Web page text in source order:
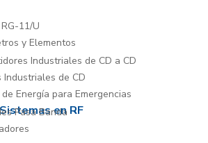
11/U
y Elementos
Industriales de CD a CD
Industriales de CD
Energía para Emergencias
en RF
Pasa Banda